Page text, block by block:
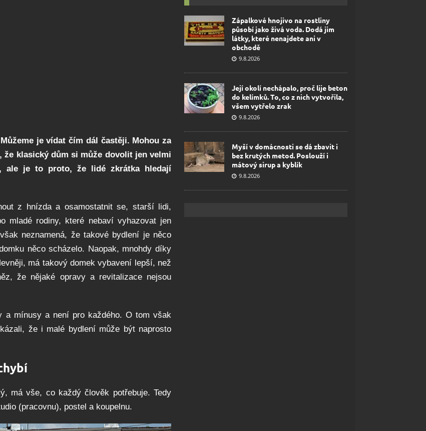
je vídat čím dál častěji. Mohou za
klasický dům si může dovolit jen velmi
ale je to proto, že lidé zkrátka hledají
z hnízda a osamostatnit se, starší lidi,
mladé rodiny, které nebaví vyhazovat jen
neznamená, že takové bydlení je něco
něco scházelo. Naopak, mnohdy díky
má takový domek vybavení lepší, než
že nějaké opravy a revitalizace nejsou
mínusy a není pro každého. O tom však
že i malé bydlení může být naprosto
má vše, co každý člověk potřebuje. Tedy
(pracovnu), postel a koupelnu.
Zápalkové hnojivo na rostliny
působí jako živá voda. Dodá jim
látky, které nenajdete ani v
obchodě
9.8.2026
Její okolí nechápalo, proč lije beton
do kelímků. To, co z nich vytvořila,
všem vytřelo zrak
9.8.2026
Myší v domácnosti se dá zbavit i
bez krutých metod. Poslouží i
mátový sirup a kyblík
9.8.2026